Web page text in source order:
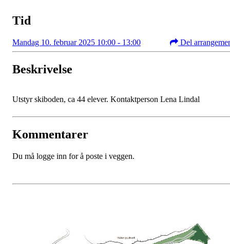
Tid
Mandag 10. februar 2025 10:00 - 13:00 Del
Beskrivelse
Utstyr skiboden, ca 44 elever. Kontaktperson Lena Lindal
Kommentarer
Du må logge inn for å poste i veggen.